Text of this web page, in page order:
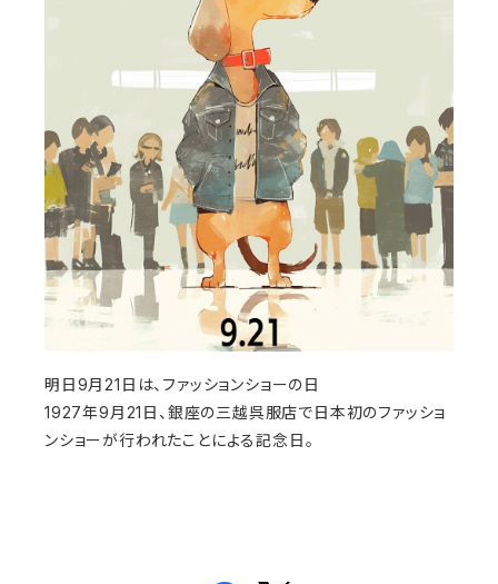
明日9月21日は、ファッションショーの日
1927年9月21日、銀座の三越呉服店で日本初のファッショ
ンショーが行われたことによる記念日。